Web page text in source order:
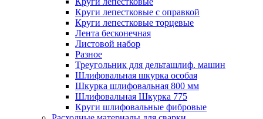
Круги лепестковые с оправкой
Круги лепестковые торцевые
Лента бесконечная
Листовой набор
Разное
Треугольник для дельташлиф. машин
Шлифовальная шкурка особая
Шкурка шлифовальная 800 мм
Шлифовальная Шкурка 775
Круги шлифовальные фибровые